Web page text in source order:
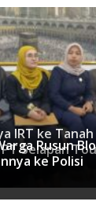
IRT ke Tanah
Selapan
Rusun
ke Polisi